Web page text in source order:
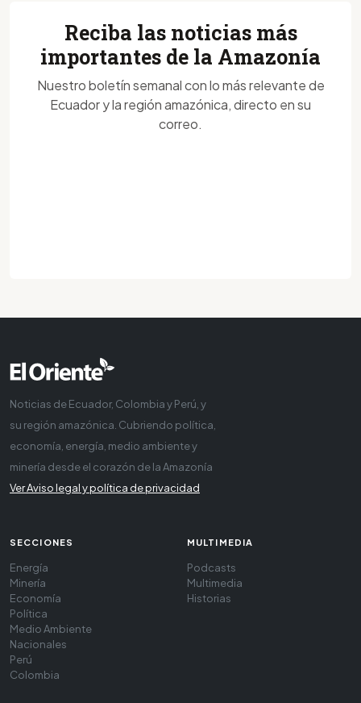
Reciba las noticias más
importantes de la Amazonía
Nuestro boletín semanal con lo más relevante de
Ecuador y la región amazónica, directo en su
correo.
Noticias de Ecuador, Colombia y Perú, y
su región amazónica. Cubriendo política,
economía, energía, medio ambiente y
minería desde el corazón de la Amazonía
Ver Aviso legal y política de privacidad
SECCIONES
Energía
Minería
Economía
Política
Medio Ambiente
Nacionales
Perú
Colombia
MULTIMEDIA
Podcasts
Multimedia
Historias